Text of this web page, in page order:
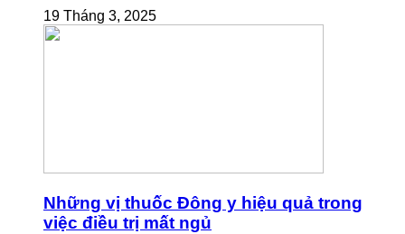
19 Tháng 3, 2025
Những vị thuốc Đông y hiệu quả trong
việc điều trị mất ngủ